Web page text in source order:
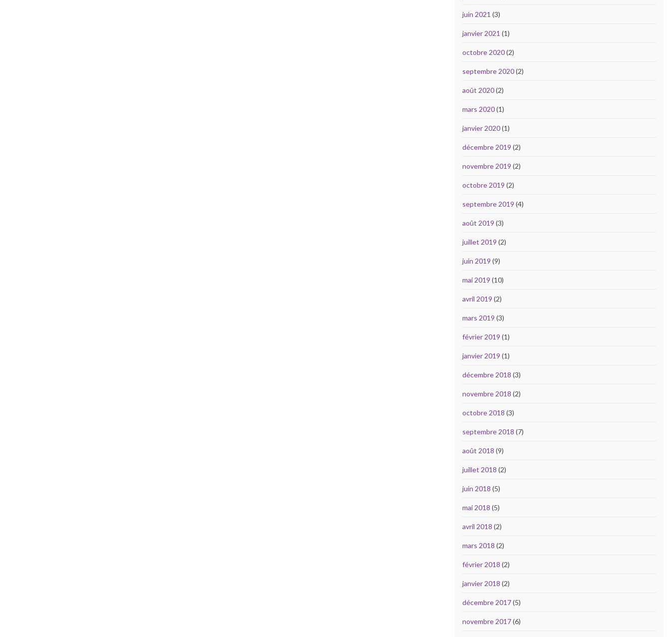
juin 2021 (3)
janvier 2021 (1)
octobre 2020(2)
septembre 2020(2)
août 2020(2)
mars 2020(1)
janvier 2020(1)
décembre 2019 (2)
novembre 2019 (2)
octobre 2019 (2)
septembre 2019 (4)
août 2019 (3)
juillet 2019 (2)
juin 2019 (9)
mai 2019 (10)
avril 2019 (2)
mars 2019 (3)
février 2019 (1)
janvier 2019 (1)
décembre 2018 (3)
novembre 2018 (2)
octobre 2018 (3)
septembre 2018 (7)
août 2018 (9)
juillet 2018 (2)
juin 2018 (5)
mai 2018 (5)
avril 2018 (2)
mars 2018 (2)
février 2018 (2)
janvier 2018 (2)
décembre 2017(5)
novembre 2017(6)